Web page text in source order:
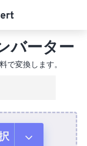
バーター
で変換します。